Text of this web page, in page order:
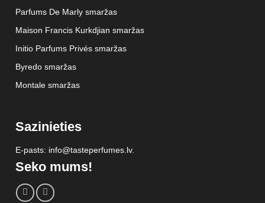
Parfums De Marly smaržas
Maison Francis Kurkdjian smaržas
Initio Parfums Privés smaržas
Byredo smaržas
Montale smaržas
Sazinieties
E-pasts: info@tasteperfumes.lv.
Seko mums!